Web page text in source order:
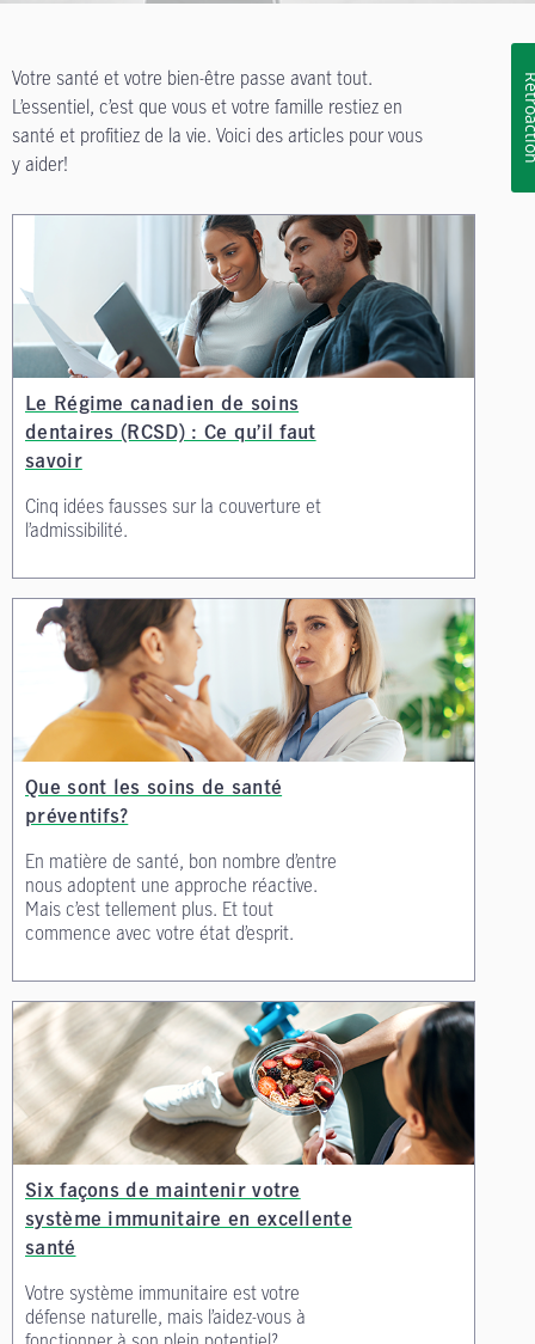
Votre santé et votre bien-être passe avant tout.
L’essentiel, c’est que vous et votre famille restiez en
santé et profitiez de la vie. Voici des articles pour vous
y aider!
Le Régime canadien de soins
dentaires (RCSD) : Ce qu’il faut
savoir
Cinq idées fausses sur la couverture et
l’admissibilité.
Que sont les soins de santé
préventifs?
En matière de santé, bon nombre d’entre
nous adoptent une approche réactive.
Mais c’est tellement plus. Et tout
commence avec votre état d’esprit.
Six façons de maintenir votre
système immunitaire en excellente
santé
Votre système immunitaire est votre
défense naturelle, mais l’aidez-vous à